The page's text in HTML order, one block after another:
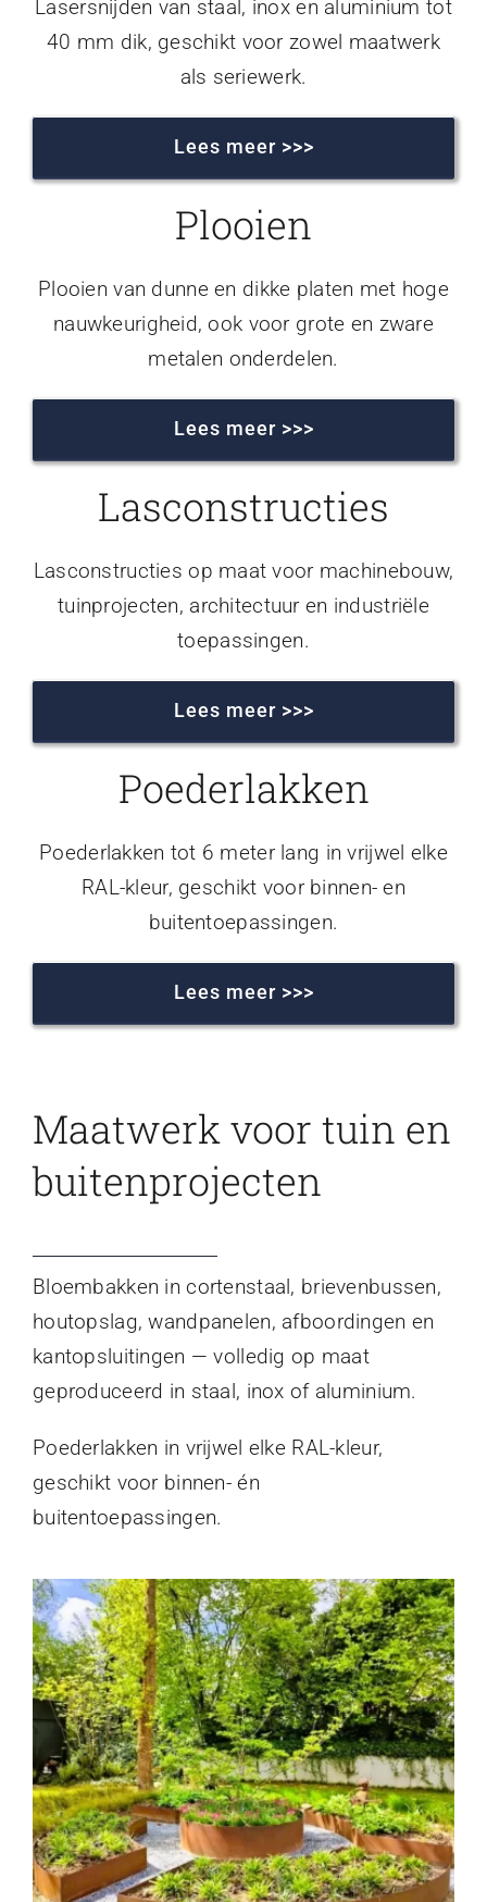
Lasersnijden van staal, inox en aluminium tot
40 mm dik, geschikt voor zowel maatwerk
als seriewerk.
Lees meer >>>
Plooien
Plooien van dunne en dikke platen met hoge
nauwkeurigheid, ook voor grote en zware
metalen onderdelen.
Lees meer >>>
Lasconstructies
Lasconstructies op maat voor machinebouw,
tuinprojecten, architectuur en industriële
toepassingen.
Lees meer >>>
Poederlakken
Poederlakken tot 6 meter lang in vrijwel elke
RAL-kleur, geschikt voor binnen- en
buitentoepassingen.
Lees meer >>>
Maatwerk voor tuin en
buitenprojecten
Bloembakken in cortenstaal, brievenbussen,
houtopslag, wandpanelen, afboordingen en
kantopsluitingen — volledig op maat
geproduceerd in staal, inox of aluminium.
Poederlakken in vrijwel elke RAL-kleur,
geschikt voor binnen- én
buitentoepassingen.